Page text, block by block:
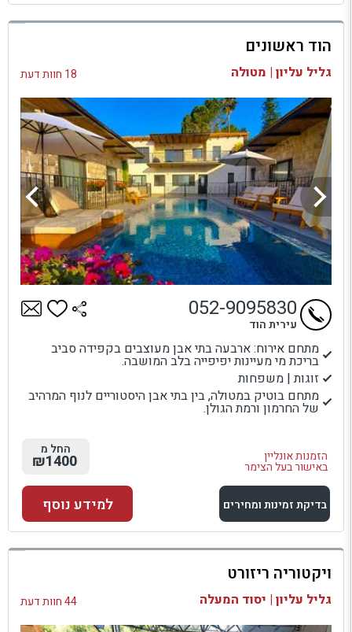
למתחם זה
בדיקת זמינות ומחירים
הוד ראשונים
גליל עליון | מטולה 18 חוות דעת
מתחם אירוח: ארבעה בתי אבן מעוצבים בקפידה סביב
בריכת מי מעיינות יפיפייה בלב המושבה.
זוגות | משפחות
מתחם בוטיק במטולה, בין בתי אבן היסטוריים לנוף המרהיב
של החרמון ורמת הגולן.
הזמנות אונליין
באישור בעל הצימר
052-9095830
עירית הוד
החל מ
₪1400
בדיקת זמינות ומחירים
למתחם זה
בדיקת זמינות ומחירים
למידע נוסף
ויקטוריה ריזורט
גליל עליון | יסוד המעלה 44 חוות דעת